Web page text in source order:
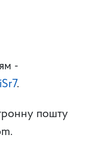
-
.
пошту